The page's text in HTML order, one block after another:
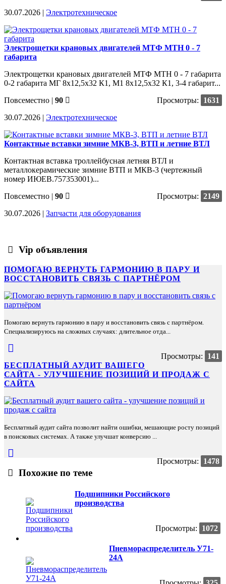
30.07.2026 | Электротехническое
Электрощетки крановых двигателей МТФ МТН 0 - 7
габарита
Электрощетки крановых двигателей МТФ МТН 0 - 7 габарита
0-2 габарита МГ 8х12,5х32 К1, М1 8х12,5х32 К1, 3-4 габарит...
Повсеместно | 90 Просмотры:
1631
30.07.2026 | Электротехническое
Контактные вставки зимние МКВ-3, ВТП и летние ВТЛ
Контактная вставка троллейбусная летняя ВТЛ и
металлокерамические зимние ВТП и МКВ-3 (чертежный
номер ИЮЕВ.757353001)...
Повсеместно | 90 Просмотры: 2149
30.07.2026 | Запчасти для оборудования
Vip объявления
ПОМОГАЮ ВЕРНУТЬ ГАРМОНИЮ В ПАРУ И
ВОССТАНОВИТЬ СВЯЗЬ С ПАРТНЁРОМ
Помогаю вернуть гармонию в пару и восстановить связь с партнёром.
Специализируюсь на сложных случаях: длительное отда...
Просмотры:
141
БЕСПЛАТНЫЙ АУДИТ ВАШЕГО
САЙТА - УЛУЧШЕНИЕ ПОЗИЦИЙ И ПРОДАЖ С
САЙТА
Бесплатный аудит сайта позволит найти ошибки, мешающие росту позиций
в поисковых системах. А также улучшат конверсию ...
Просмотры: 1478
Похожие по теме
Подшипники Российского
производства
Просмотры: 1072
Пневмораспределитель У71-
24А